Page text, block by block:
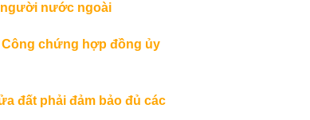
nước ngoài
chứng hợp đồng ủy
đất phải đảm bảo đủ các